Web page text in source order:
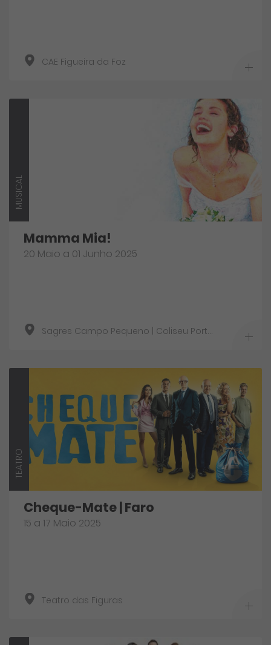
CAE Figueira da Foz
MUSICAL
Mamma Mia!
20 Maio a 01 Junho 2025
Sagres Campo Pequeno | Coliseu Porto Ageas
TEATRO
Cheque-Mate | Faro
15 a 17 Maio 2025
Teatro das Figuras